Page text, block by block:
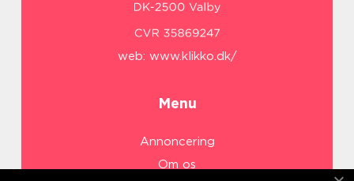
web: www.klikko.dk/
Menu
Annoncering
Om os